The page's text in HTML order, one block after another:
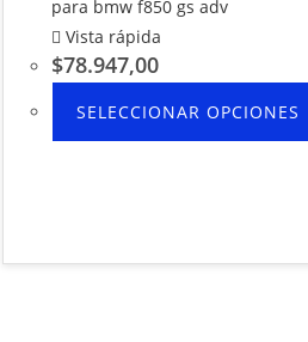
Vista rápida
$78.947,00
SELECCIONAR OPCIONES